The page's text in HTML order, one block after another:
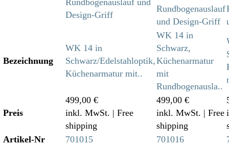
Bezeichnung
WK 14 in
Schwarz/Edelstahloptik,
Küchenarmatur mit..
WK 14 in
Schwarz,
Küchenarmatur
mit
Rundbogenausla..
Preis
499,00 €
inkl. MwSt. | Free
shipping
499,00 €
inkl. MwSt. | Free
shipping
Artikel-Nr
701015 701016